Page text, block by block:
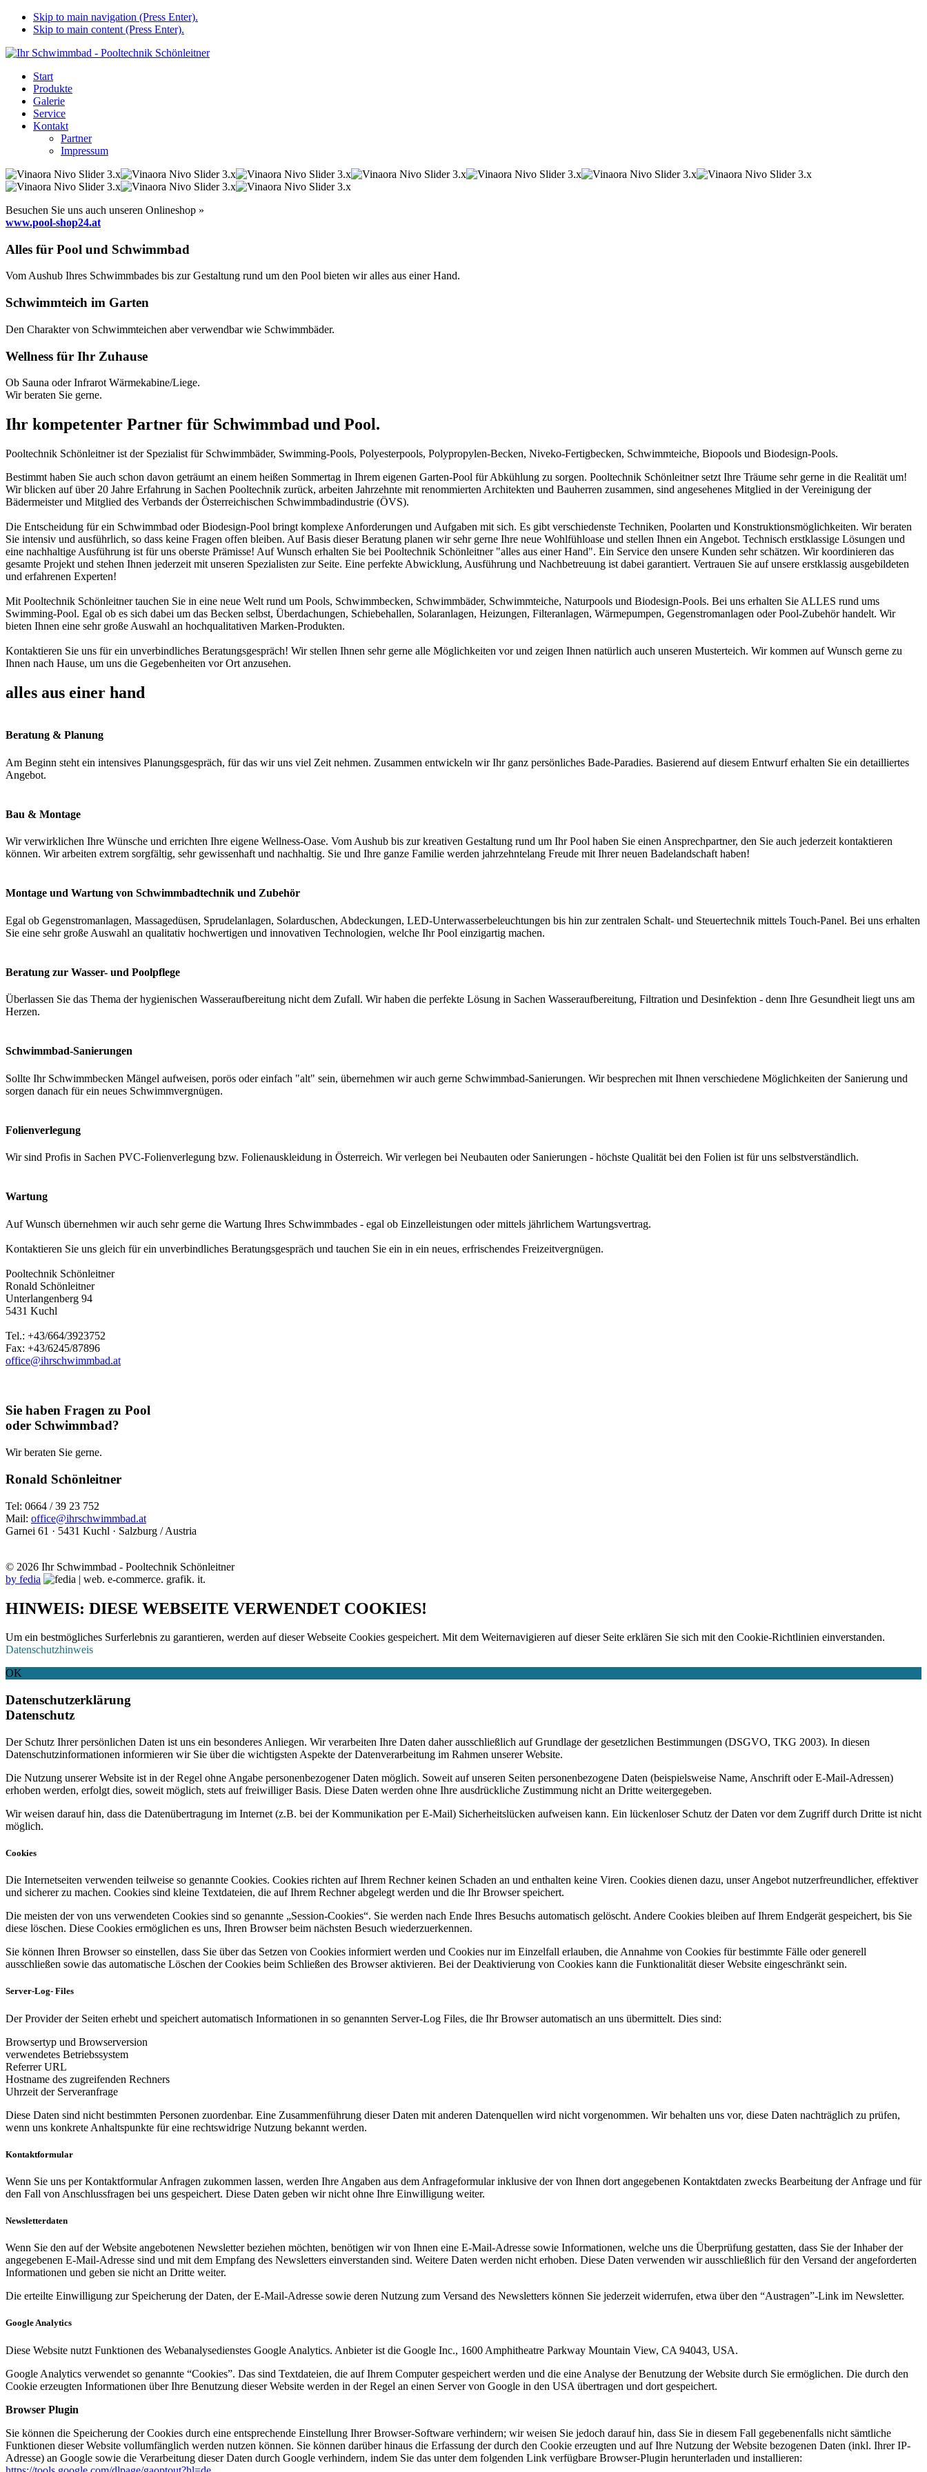
Skip to main navigation (Press Enter).
Skip to main content (Press Enter).
Start
Produkte
Galerie
Service
Kontakt
Partner
Impressum
Besuchen Sie uns auch unseren Onlineshop »
www.pool-shop24.at
Alles für Pool und Schwimmbad
Vom Aushub Ihres Schwimmbades bis zur Gestaltung rund um den Pool bieten wir alles aus einer Hand.
Schwimmteich im Garten
Den Charakter von Schwimmteichen aber verwendbar wie Schwimmbäder.
Wellness für Ihr Zuhause
Ob Sauna oder Infrarot Wärmekabine/Liege.
Wir beraten Sie gerne.
Ihr kompetenter Partner für Schwimmbad und Pool.
Pooltechnik Schönleitner ist der Spezialist für Schwimmbäder, Swimming-Pools, Polyesterpools, Polypropylen-Becken, Niveko-Fertigbecken, Schwimmteiche, Biopools und Biodesign-Pools.
Bestimmt haben Sie auch schon davon geträumt an einem heißen Sommertag in Ihrem eigenen Garten-Pool für Abkühlung zu sorgen. Pooltechnik Schönleitner setzt Ihre Träume sehr gerne in die Realität um!
Wir blicken auf über 20 Jahre Erfahrung in Sachen Pooltechnik zurück, arbeiten Jahrzehnte mit renommierten Architekten und Bauherren zusammen, sind angesehenes Mitglied in der Vereinigung der
Bädermeister und Mitglied des Verbands der Österreichischen Schwimmbadindustrie (ÖVS).
Die Entscheidung für ein Schwimmbad oder Biodesign-Pool bringt komplexe Anforderungen und Aufgaben mit sich. Es gibt verschiedenste Techniken, Poolarten und Konstruktionsmöglichkeiten. Wir beraten
Sie intensiv und ausführlich, so dass keine Fragen offen bleiben. Auf Basis dieser Beratung planen wir sehr gerne Ihre neue Wohlfühloase und stellen Ihnen ein Angebot. Technisch erstklassige Lösungen und
eine nachhaltige Ausführung ist für uns oberste Prämisse! Auf Wunsch erhalten Sie bei Pooltechnik Schönleitner "alles aus einer Hand". Ein Service den unsere Kunden sehr schätzen. Wir koordinieren das
gesamte Projekt und stehen Ihnen jederzeit mit unseren Spezialisten zur Seite. Eine perfekte Abwicklung, Ausführung und Nachbetreuung ist dabei garantiert. Vertrauen Sie auf unsere erstklassig ausgebildeten
und erfahrenen Experten!
Mit Pooltechnik Schönleitner tauchen Sie in eine neue Welt rund um Pools, Schwimmbecken, Schwimmbäder, Schwimmteiche, Naturpools und Biodesign-Pools. Bei uns erhalten Sie ALLES rund ums
Swimming-Pool. Egal ob es sich dabei um das Becken selbst, Überdachungen, Schiebehallen, Solaranlagen, Heizungen, Filteranlagen, Wärmepumpen, Gegenstromanlagen oder Pool-Zubehör handelt. Wir
bieten Ihnen eine sehr große Auswahl an hochqualitativen Marken-Produkten.
Kontaktieren Sie uns für ein unverbindliches Beratungsgespräch! Wir stellen Ihnen sehr gerne alle Möglichkeiten vor und zeigen Ihnen natürlich auch unseren Musterteich. Wir kommen auf Wunsch gerne zu
Ihnen nach Hause, um uns die Gegebenheiten vor Ort anzusehen.
alles aus einer hand
Beratung & Planung
Am Beginn steht ein intensives Planungsgespräch, für das wir uns viel Zeit nehmen. Zusammen entwickeln wir Ihr ganz persönliches Bade-Paradies. Basierend auf diesem Entwurf erhalten Sie ein detailliertes
Angebot.
Bau & Montage
Wir verwirklichen Ihre Wünsche und errichten Ihre eigene Wellness-Oase. Vom Aushub bis zur kreativen Gestaltung rund um Ihr Pool haben Sie einen Ansprechpartner, den Sie auch jederzeit kontaktieren
können. Wir arbeiten extrem sorgfältig, sehr gewissenhaft und nachhaltig. Sie und Ihre ganze Familie werden jahrzehntelang Freude mit Ihrer neuen Badelandschaft haben!
Montage und Wartung von Schwimmbadtechnik und Zubehör
Egal ob Gegenstromanlagen, Massagedüsen, Sprudelanlagen, Solarduschen, Abdeckungen, LED-Unterwasserbeleuchtungen bis hin zur zentralen Schalt- und Steuertechnik mittels Touch-Panel. Bei uns erhalten
Sie eine sehr große Auswahl an qualitativ hochwertigen und innovativen Technologien, welche Ihr Pool einzigartig machen.
Beratung zur Wasser- und Poolpflege
Überlassen Sie das Thema der hygienischen Wasseraufbereitung nicht dem Zufall. Wir haben die perfekte Lösung in Sachen Wasseraufbereitung, Filtration und Desinfektion - denn Ihre Gesundheit liegt uns am
Herzen.
Schwimmbad-Sanierungen
Sollte Ihr Schwimmbecken Mängel aufweisen, porös oder einfach "alt" sein, übernehmen wir auch gerne Schwimmbad-Sanierungen. Wir besprechen mit Ihnen verschiedene Möglichkeiten der Sanierung und
sorgen danach für ein neues Schwimmvergnügen.
Folienverlegung
Wir sind Profis in Sachen PVC-Folienverlegung bzw. Folienauskleidung in Österreich. Wir verlegen bei Neubauten oder Sanierungen - höchste Qualität bei den Folien ist für uns selbstverständlich.
Wartung
Auf Wunsch übernehmen wir auch sehr gerne die Wartung Ihres Schwimmbades - egal ob Einzelleistungen oder mittels jährlichem Wartungsvertrag.
Kontaktieren Sie uns gleich für ein unverbindliches Beratungsgespräch und tauchen Sie ein in ein neues, erfrischendes Freizeitvergnügen.
Pooltechnik Schönleitner
Ronald Schönleitner
Unterlangenberg 94
5431 Kuchl
Tel.: +43/664/3923752
Fax: +43/6245/87896
office@ihrschwimmbad.at
Sie haben Fragen zu Pool
oder Schwimmbad?
Wir beraten Sie gerne.
Ronald Schönleitner
Tel: 0664 / 39 23 752
Mail: office@ihrschwimmbad.at
Garnei 61 · 5431 Kuchl · Salzburg / Austria
© 2026 Ihr Schwimmbad - Pooltechnik Schönleitner
by fedia
HINWEIS: DIESE WEBSEITE VERWENDET COOKIES!
Um ein bestmögliches Surferlebnis zu garantieren, werden auf dieser Webseite Cookies gespeichert. Mit dem Weiternavigieren auf dieser Seite erklären Sie sich mit den Cookie-Richtlinien einverstanden.
Datenschutzhinweis
OK
Datenschutzerklärung
Datenschutz
Der Schutz Ihrer persönlichen Daten ist uns ein besonderes Anliegen. Wir verarbeiten Ihre Daten daher ausschließlich auf Grundlage der gesetzlichen Bestimmungen (DSGVO, TKG 2003). In diesen
Datenschutzinformationen informieren wir Sie über die wichtigsten Aspekte der Datenverarbeitung im Rahmen unserer Website.
Die Nutzung unserer Website ist in der Regel ohne Angabe personenbezogener Daten möglich. Soweit auf unseren Seiten personenbezogene Daten (beispielsweise Name, Anschrift oder E-Mail-Adressen)
erhoben werden, erfolgt dies, soweit möglich, stets auf freiwilliger Basis. Diese Daten werden ohne Ihre ausdrückliche Zustimmung nicht an Dritte weitergegeben.
Wir weisen darauf hin, dass die Datenübertragung im Internet (z.B. bei der Kommunikation per E-Mail) Sicherheitslücken aufweisen kann. Ein lückenloser Schutz der Daten vor dem Zugriff durch Dritte ist nicht
möglich.
Cookies
Die Internetseiten verwenden teilweise so genannte Cookies. Cookies richten auf Ihrem Rechner keinen Schaden an und enthalten keine Viren. Cookies dienen dazu, unser Angebot nutzerfreundlicher, effektiver
und sicherer zu machen. Cookies sind kleine Textdateien, die auf Ihrem Rechner abgelegt werden und die Ihr Browser speichert.
Die meisten der von uns verwendeten Cookies sind so genannte „Session-Cookies“. Sie werden nach Ende Ihres Besuchs automatisch gelöscht. Andere Cookies bleiben auf Ihrem Endgerät gespeichert, bis Sie
diese löschen. Diese Cookies ermöglichen es uns, Ihren Browser beim nächsten Besuch wiederzuerkennen.
Sie können Ihren Browser so einstellen, dass Sie über das Setzen von Cookies informiert werden und Cookies nur im Einzelfall erlauben, die Annahme von Cookies für bestimmte Fälle oder generell
ausschließen sowie das automatische Löschen der Cookies beim Schließen des Browser aktivieren. Bei der Deaktivierung von Cookies kann die Funktionalität dieser Website eingeschränkt sein.
Server-Log- Files
Der Provider der Seiten erhebt und speichert automatisch Informationen in so genannten Server-Log Files, die Ihr Browser automatisch an uns übermittelt. Dies sind:
Browsertyp und Browserversion
verwendetes Betriebssystem
Referrer URL
Hostname des zugreifenden Rechners
Uhrzeit der Serveranfrage
Diese Daten sind nicht bestimmten Personen zuordenbar. Eine Zusammenführung dieser Daten mit anderen Datenquellen wird nicht vorgenommen. Wir behalten uns vor, diese Daten nachträglich zu prüfen,
wenn uns konkrete Anhaltspunkte für eine rechtswidrige Nutzung bekannt werden.
Kontaktformular
Wenn Sie uns per Kontaktformular Anfragen zukommen lassen, werden Ihre Angaben aus dem Anfrageformular inklusive der von Ihnen dort angegebenen Kontaktdaten zwecks Bearbeitung der Anfrage und für
den Fall von Anschlussfragen bei uns gespeichert. Diese Daten geben wir nicht ohne Ihre Einwilligung weiter.
Newsletterdaten
Wenn Sie den auf der Website angebotenen Newsletter beziehen möchten, benötigen wir von Ihnen eine E-Mail-Adresse sowie Informationen, welche uns die Überprüfung gestatten, dass Sie der Inhaber der
angegebenen E-Mail-Adresse sind und mit dem Empfang des Newsletters einverstanden sind. Weitere Daten werden nicht erhoben. Diese Daten verwenden wir ausschließlich für den Versand der angeforderten
Informationen und geben sie nicht an Dritte weiter.
Die erteilte Einwilligung zur Speicherung der Daten, der E-Mail-Adresse sowie deren Nutzung zum Versand des Newsletters können Sie jederzeit widerrufen, etwa über den “Austragen”-Link im Newsletter.
Google Analytics
Diese Website nutzt Funktionen des Webanalysedienstes Google Analytics. Anbieter ist die Google Inc., 1600 Amphitheatre Parkway Mountain View, CA 94043, USA.
Google Analytics verwendet so genannte “Cookies”. Das sind Textdateien, die auf Ihrem Computer gespeichert werden und die eine Analyse der Benutzung der Website durch Sie ermöglichen. Die durch den
Cookie erzeugten Informationen über Ihre Benutzung dieser Website werden in der Regel an einen Server von Google in den USA übertragen und dort gespeichert.
Browser Plugin
Sie können die Speicherung der Cookies durch eine entsprechende Einstellung Ihrer Browser-Software verhindern; wir weisen Sie jedoch darauf hin, dass Sie in diesem Fall gegebenenfalls nicht sämtliche
Funktionen dieser Website vollumfänglich werden nutzen können. Sie können darüber hinaus die Erfassung der durch den Cookie erzeugten und auf Ihre Nutzung der Website bezogenen Daten (inkl. Ihrer IP-
Adresse) an Google sowie die Verarbeitung dieser Daten durch Google verhindern, indem Sie das unter dem folgenden Link verfügbare Browser-Plugin herunterladen und installieren: